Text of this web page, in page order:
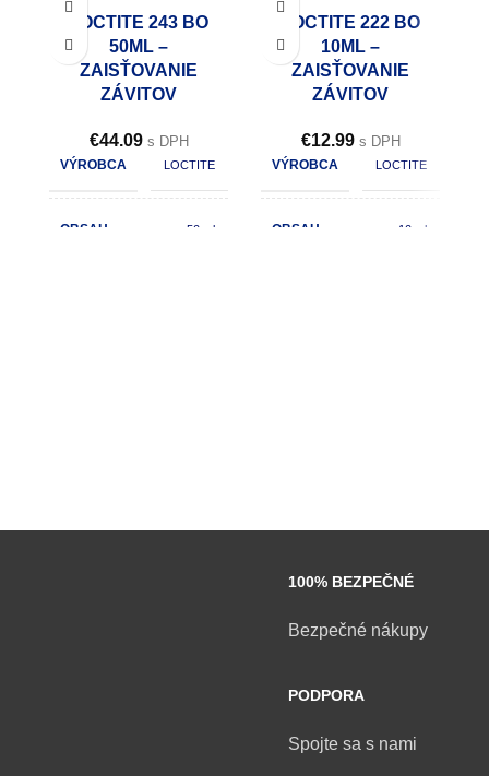
LOCTITE 243 BO
50ML –
ZAISŤOVANIE
ZÁVITOV
€44.09 s DPH
VÝROBCA LOCTITE
OBSAH 50 ml
LOCTITE 222 BO
10ML –
ZAISŤOVANIE
ZÁVITOV
€12.99 s DPH
VÝROBCA LOCTITE
OBSAH 10 ml
100% BEZPEČNÉ
Bezpečné nákupy
PODPORA
Spojte sa s nami